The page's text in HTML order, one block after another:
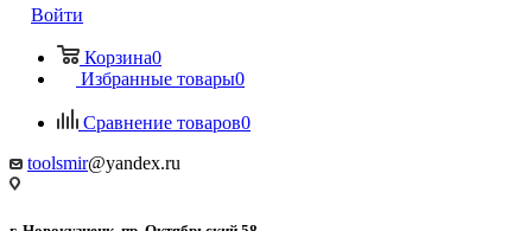
Войти
Корзина0
Избранные товары0
Сравнение товаров0
toolsmir@yandex.ru